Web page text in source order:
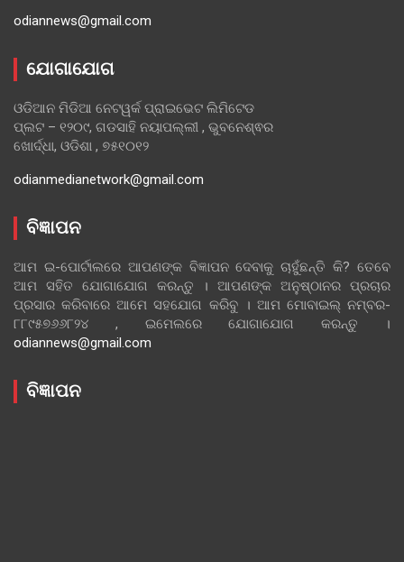
odiannews@gmail.com
ଯୋଗାଯୋଗ
ଓଡିଆନ ମିଡିଆ ନେଟୱର୍କ ପ୍ରାଇଭେଟ ଲିମିଟେଡ
ପ୍ଲଟ – ୧୨୦୯, ଗଡସାହି ନୟାପଲ୍ଲୀ , ଭୁବନେଶ୍ଵର
ଖୋର୍ଦ୍ଧା, ଓଡିଶା , ୭୫୧୦୧୨
odianmedianetwork@gmail.com
ବିଜ୍ଞାପନ
ଆମ ଇ-ପୋର୍ଟାଲରେ ଆପଣଙ୍କ ବିଜ୍ଞାପନ ଦେବାକୁ ଚାହୁଁଛନ୍ତି କି? ତେବେ
ଆମ ସହିତ ଯୋଗାଯୋଗ କରନ୍ତୁ । ଆପଣଙ୍କ ଅନୁଷ୍ଠାନର ପ୍ରଚାର
ପ୍ରସାର କରିବାରେ ଆମେ ସହଯୋଗ କରିବୁ । ଆମ ମୋବାଇଲ୍ ନମ୍ବର-
୮୮୯୫୭୬୬୮୨୪ , ଇମେଲରେ ଯୋଗାଯୋଗ କରନ୍ତୁ ।
odiannews@gmail.com
ବିଜ୍ଞାପନ